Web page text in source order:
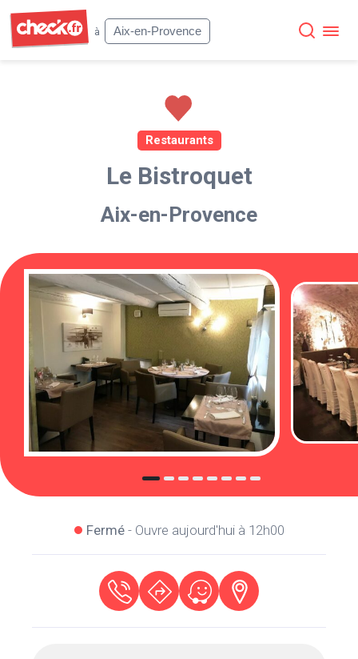
à
Aix-en-Provence
Restaurants
Le Bistroquet
Aix-en-Provence
Fermé- Ouvre aujourd'hui à 12h00